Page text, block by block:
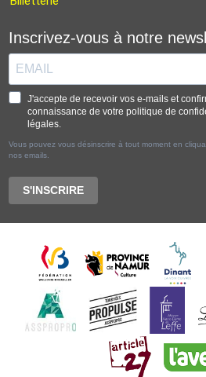
Inscrivez-vous à notre
J'accepte de recevoir vos e-mails et
connaissance de votre politique de
légales.
Vous pouvez vous désinscrire à tout moment en
nos emails.
S'INSCRIRE